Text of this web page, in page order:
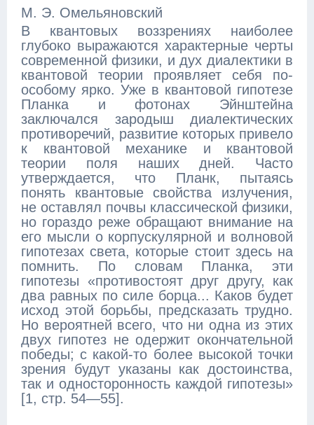
M. Э. Омельяновский
В квантовых воззрениях наиболее
глубоко выражаются характерные черты
современной физики, и дух диалектики в
квантовой теории проявляет себя по-
особому ярко. Уже в квантовой гипотезе
Планка и фотонах Эйнштейна
заключался зародыш диалектических
противоречий, развитие которых привело
к квантовой механике и квантовой
теории поля наших дней. Часто
утверждается, что Планк, пытаясь
понять квантовые свойства излучения,
не оставлял почвы классической физики,
но гораздо реже обращают внимание на
его мысли о корпускулярной и волновой
гипотезах света, которые стоит здесь на
помнить. По словам Планка, эти
гипотезы «противостоят друг другу, как
два равных по силе борца... Каков будет
исход этой борьбы, предсказать трудно.
Но вероятней всего, что ни одна из этих
двух гипотез не одержит окончательной
победы; с какой-то более высокой точки
зрения будут указаны как достоинства,
так и односторонность каждой гипотезы»
[1, стр. 54—55].